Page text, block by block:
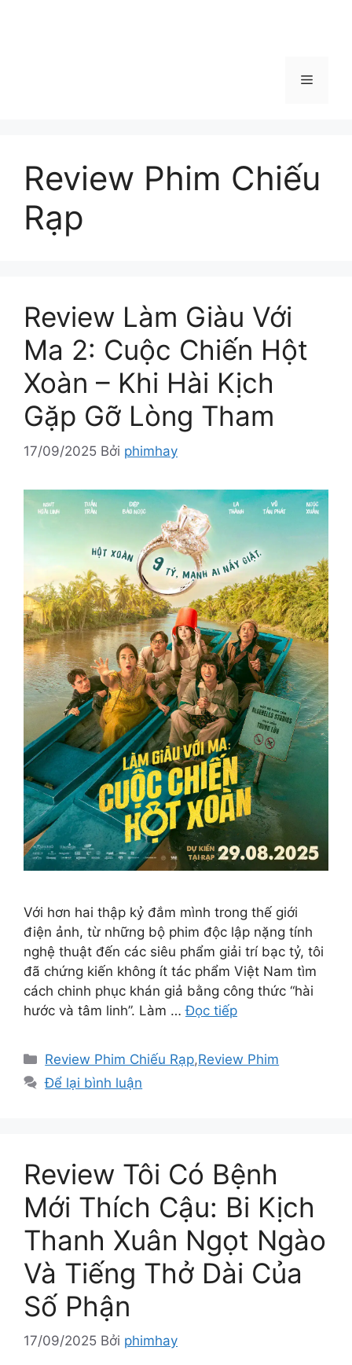
Menu
Review Phim Chiếu
Rạp
Review Làm Giàu Với
Ma 2: Cuộc Chiến Hột
Xoàn – Khi Hài Kịch
Gặp Gỡ Lòng Tham
17/09/2025 Bởi phimhay
Với hơn hai thập kỷ đắm mình trong thế giới
điện ảnh, từ những bộ phim độc lập nặng tính
nghệ thuật đến các siêu phẩm giải trí bạc tỷ, tôi
đã chứng kiến không ít tác phẩm Việt Nam tìm
cách chinh phục khán giả bằng công thức “hài
hước và tâm linh”. Làm …Đọc tiếp
Danh
mục
Review Phim Chiếu Rạp,Review Phim
Để lại bình luận
Review Tôi Có Bệnh
Mới Thích Cậu: Bi Kịch
Thanh Xuân Ngọt Ngào
Và Tiếng Thở Dài Của
Số Phận
17/09/2025 Bởi phimhay